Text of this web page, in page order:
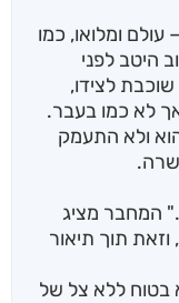
ומלואו, כמו
היטב לפני
לצידו,
לא כמו בעבר.
ולא התעמק
גוונים של…." המחבר מציג
תוך תיאור
ללא צל של